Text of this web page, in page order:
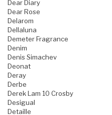
Dear Diary
Dear Rose
Delarom
Dellaluna
Demeter Fragrance
Denim
Denis Simachev
Deonat
Deray
Derbe
Derek Lam 10 Crosby
Desigual
Detaille